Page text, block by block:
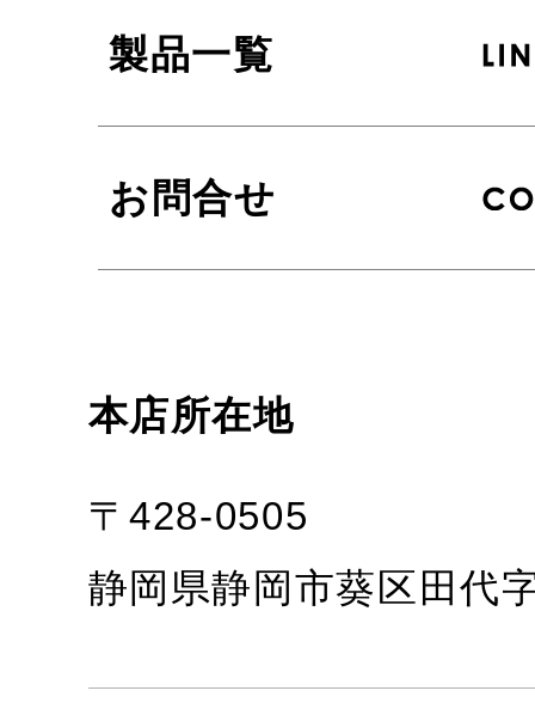
製品一覧
お問合せ
本店所在地
〒428-0505
静岡県静岡市葵区田代